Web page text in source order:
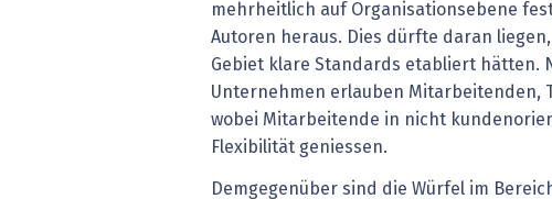
mehrheitlich auf Organisationsebene
Autoren heraus. Dies dürfte daran
Gebiet klare Standards etabliert hätten.
Unternehmen erlauben Mitarbeitenden,
wobei Mitarbeitende in nicht
Flexibilität geniessen.
Demgegenüber sind die Würfel im